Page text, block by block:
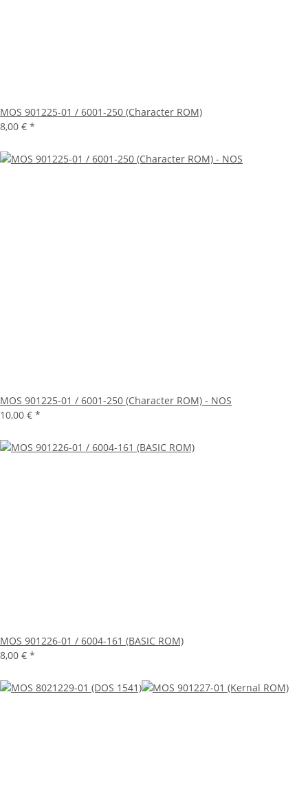
MOS 901225-01 / 6001-250 (Character ROM)
8,00 € *
MOS 901225-01 / 6001-250 (Character ROM) - NOS
10,00 € *
MOS 901226-01 / 6004-161 (BASIC ROM)
8,00 € *